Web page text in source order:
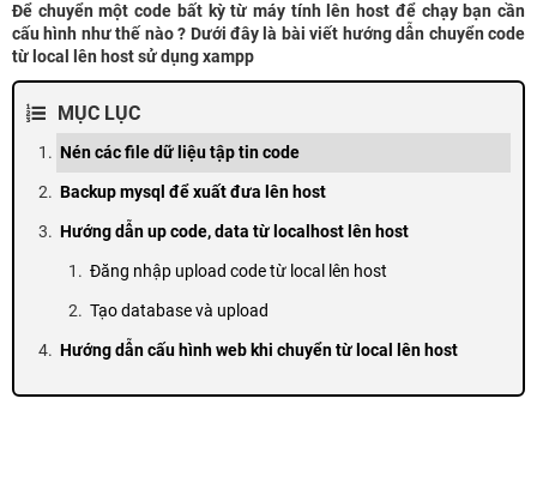
Để chuyển một code bất kỳ từ máy tính lên host để chạy bạn cần
cấu hình như thế nào ? Dưới đây là bài viết hướng dẫn chuyển code
từ local lên host sử dụng xampp
MỤC LỤC
Nén các file dữ liệu tập tin code
Backup mysql để xuất đưa lên host
Hướng dẫn up code, data từ localhost lên host
Đăng nhập upload code từ local lên host
Tạo database và upload
Hướng dẫn cấu hình web khi chuyển từ local lên host